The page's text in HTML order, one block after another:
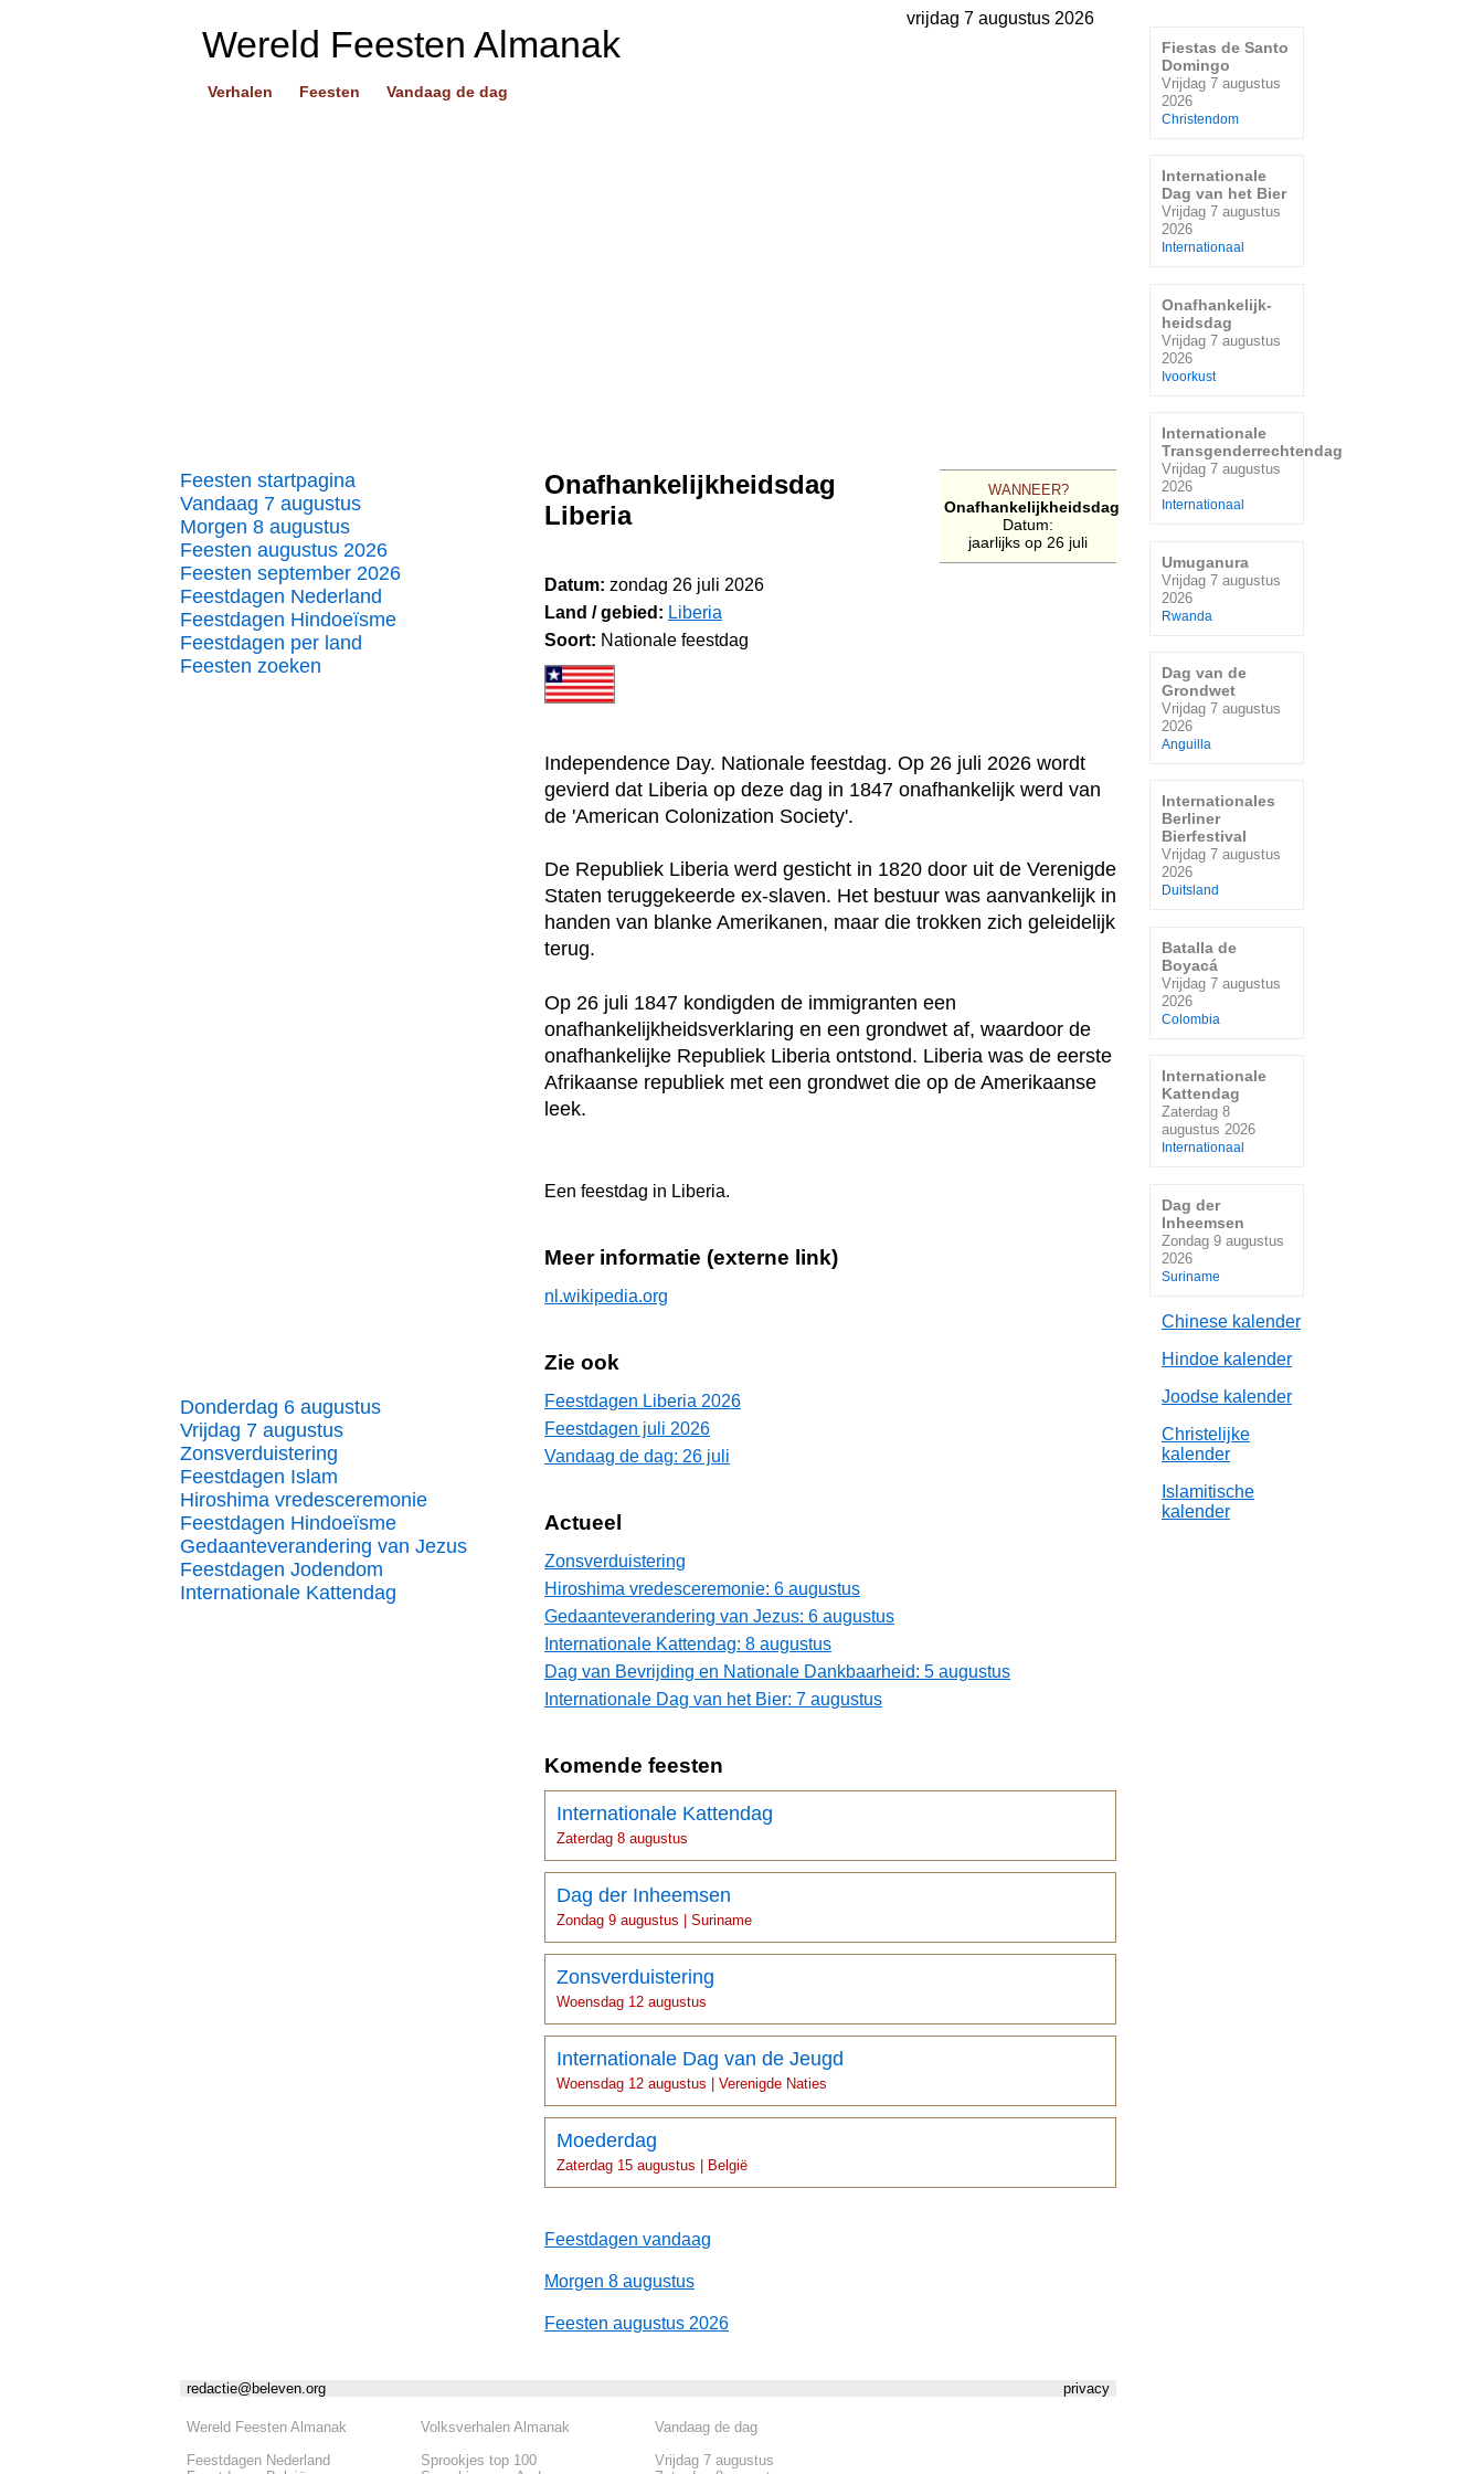
vrijdag 7 augustus 2026
Wereld Feesten Almanak
Verhalen Feesten Vandaag de dag
Feesten startpagina
Vandaag 7 augustus
Morgen 8 augustus
Feesten augustus 2026
Feesten september 2026
Feestdagen Nederland
Feestdagen Hindoeïsme
Feestdagen per land
Feesten zoeken
Donderdag 6 augustus
Vrijdag 7 augustus
Zonsverduistering
Feestdagen Islam
Hiroshima vredesceremonie
Feestdagen Hindoeïsme
Gedaanteverandering van Jezus
Feestdagen Jodendom
Internationale Kattendag
WANNEER?
Onafhankelijkheidsdag
Datum:
jaarlijks op 26 juli
Onafhankelijkheidsdag
Liberia
Datum: zondag 26 juli 2026
Land / gebied: Liberia
Soort: Nationale feestdag
Independence Day. Nationale feestdag. Op 26 juli 2026 wordt
gevierd dat Liberia op deze dag in 1847 onafhankelijk werd van
de 'American Colonization Society'.
De Republiek Liberia werd gesticht in 1820 door uit de Verenigde
Staten teruggekeerde ex-slaven. Het bestuur was aanvankelijk in
handen van blanke Amerikanen, maar die trokken zich geleidelijk
terug.
Op 26 juli 1847 kondigden de immigranten een
onafhankelijkheidsverklaring en een grondwet af, waardoor de
onafhankelijke Republiek Liberia ontstond. Liberia was de eerste
Afrikaanse republiek met een grondwet die op de Amerikaanse
leek.
Een feestdag in Liberia.
Meer informatie (externe link)
nl.wikipedia.org
Zie ook
Feestdagen Liberia 2026
Feestdagen juli 2026
Vandaag de dag: 26 juli
Actueel
Zonsverduistering
Hiroshima vredesceremonie: 6 augustus
Gedaanteverandering van Jezus: 6 augustus
Internationale Kattendag: 8 augustus
Dag van Bevrijding en Nationale Dankbaarheid: 5 augustus
Internationale Dag van het Bier: 7 augustus
Komende feesten
Internationale Kattendag
Zaterdag 8 augustus
Dag der Inheemsen
Zondag 9 augustus | Suriname
Zonsverduistering
Woensdag 12 augustus
Internationale Dag van de Jeugd
Woensdag 12 augustus | Verenigde Naties
Moederdag
Zaterdag 15 augustus | België
Feestdagen vandaag
Morgen 8 augustus
Feesten augustus 2026
privacy
redactie@beleven.org
Wereld Feesten Almanak
Feestdagen Nederland
Volksverhalen Almanak
Sprookjes top 100
Vandaag de dag
Vrijdag 7 augustus
Fiestas de Santo
Domingo
Vrijdag 7 augustus
2026
Christendom
Internationale
Dag van het Bier
Vrijdag 7 augustus
2026
Internationaal
Onafhankelijk-
heidsdag
Vrijdag 7 augustus
2026
Ivoorkust
Internationale
Transgenderrechtendag
Vrijdag 7 augustus
2026
Internationaal
Umuganura
Vrijdag 7 augustus
2026
Rwanda
Dag van de
Grondwet
Vrijdag 7 augustus
2026
Anguilla
Internationales
Berliner
Bierfestival
Vrijdag 7 augustus
2026
Duitsland
Batalla de
Boyacá
Vrijdag 7 augustus
2026
Colombia
Internationale
Kattendag
Zaterdag 8
augustus 2026
Internationaal
Dag der
Inheemsen
Zondag 9 augustus
2026
Suriname
Chinese kalender
Hindoe kalender
Joodse kalender
Christelijke
kalender
Islamitische
kalender